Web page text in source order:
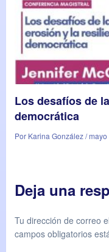
Los desafíos de
democrática
Por Karina González / mayo
Deja una
Tu dirección de correo
campos obligatorios